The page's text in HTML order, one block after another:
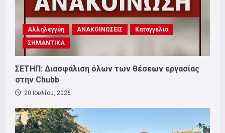
Αλληλεγγύη ΑΝΑΚΟΙΝΩΣΕΙΣ
Καταγγελία
ΣΗΜΑΝΤΙΚΑ
ΣΕΤΗΠ: Διασφάλιση όλων των θέσεων εργασίας
στην Chubb
20 Ιουλίου, 2026